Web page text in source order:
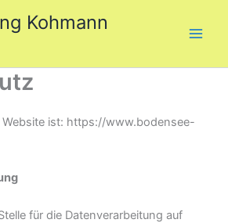
Kohmann
Website ist: https://www.bodensee-
für die Datenverarbeitung auf